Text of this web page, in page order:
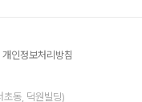
개인정보처리방침
동, 덕원빌딩)